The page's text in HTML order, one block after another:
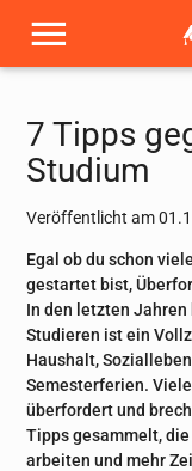
7 Tipps
Studium
Veröffentlicht am
Egal ob du schon
gestartet bist,
In den letzten Jahren
Studieren ist ein
Haushalt,
Semesterferien.
überfordert und
Tipps gesammelt,
arbeiten und mehr